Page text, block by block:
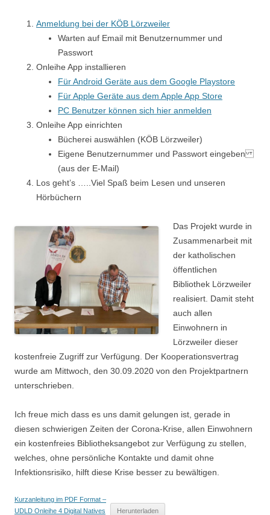
Anmeldung bei der KÖB Lörzweiler
Warten auf Email mit Benutzernummer und
Passwort
Onleihe App installieren
Für Android Geräte aus dem Google Playstore
Für Apple Geräte aus dem Apple App Store
PC Benutzer können sich hier anmelden
Onleihe App einrichten
Bücherei auswählen (KÖB Lörzweiler)
Eigene Benutzernummer und Passwort eingeben
(aus der E-Mail)
Los geht’s …..Viel Spaß beim Lesen und unseren
Hörbüchern
Das Projekt wurde in
Zusammenarbeit mit
der katholischen
öffentlichen
Bibliothek Lörzweiler
realisiert. Damit steht
auch allen
Einwohnern in
Lörzweiler dieser
kostenfreie Zugriff zur Verfügung. Der Kooperationsvertrag
wurde am Mittwoch, den 30.09.2020 von den Projektpartnern
unterschrieben.
Ich freue mich dass es uns damit gelungen ist, gerade in
diesen schwierigen Zeiten der Corona-Krise, allen Einwohnern
ein kostenfreies Bibliotheksangebot zur Verfügung zu stellen,
welches, ohne persönliche Kontakte und damit ohne
Infektionsrisiko, hilft diese Krise besser zu bewältigen.
Kurzanleitung im PDF Format –
UDLD Onleihe 4 Digital Natives
Herunterladen